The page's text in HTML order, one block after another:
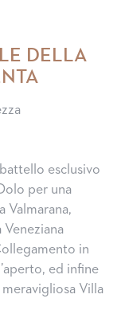
DELLA
esclusivo
per una
Valmarana,
in
ed infine
Villa